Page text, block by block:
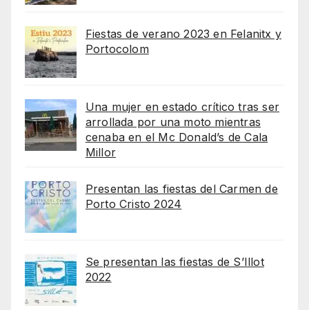
Fiestas de verano 2023 en Felanitx y
Portocolom
Una mujer en estado crítico tras ser
arrollada por una moto mientras
cenaba en el Mc Donald’s de Cala
Millor
Presentan las fiestas del Carmen de
Porto Cristo 2024
Se presentan las fiestas de S’Illot
2022